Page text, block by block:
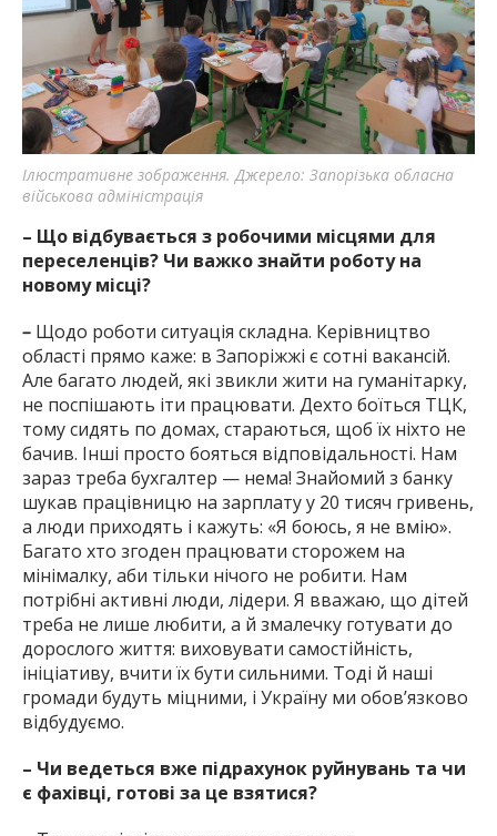
Ілюстративне зображення. Джерело: Запорізька обласна
військова адміністрація
– Що відбувається з робочими місцями для
переселенців? Чи важко знайти роботу на
новому місці?
– Щодо роботи ситуація складна. Керівництво
області прямо каже: в Запоріжжі є сотні вакансій.
Але багато людей, які звикли жити на гуманітарку,
не поспішають іти працювати. Дехто боїться ТЦК,
тому сидять по домах, стараються, щоб їх ніхто не
бачив. Інші просто бояться відповідальності. Нам
зараз треба бухгалтер — нема! Знайомий з банку
шукав працівницю на зарплату у 20 тисяч гривень,
а люди приходять і кажуть: «Я боюсь, я не вмію».
Багато хто згоден працювати сторожем на
мінімалку, аби тільки нічого не робити. Нам
потрібні активні люди, лідери. Я вважаю, що дітей
треба не лише любити, а й змалечку готувати до
дорослого життя: виховувати самостійність,
ініціативу, вчити їх бути сильними. Тоді й наші
громади будуть міцними, і Україну ми обов’язково
відбудуємо.
– Чи ведеться вже підрахунок руйнувань та чи
є фахівці, готові за це взятися?